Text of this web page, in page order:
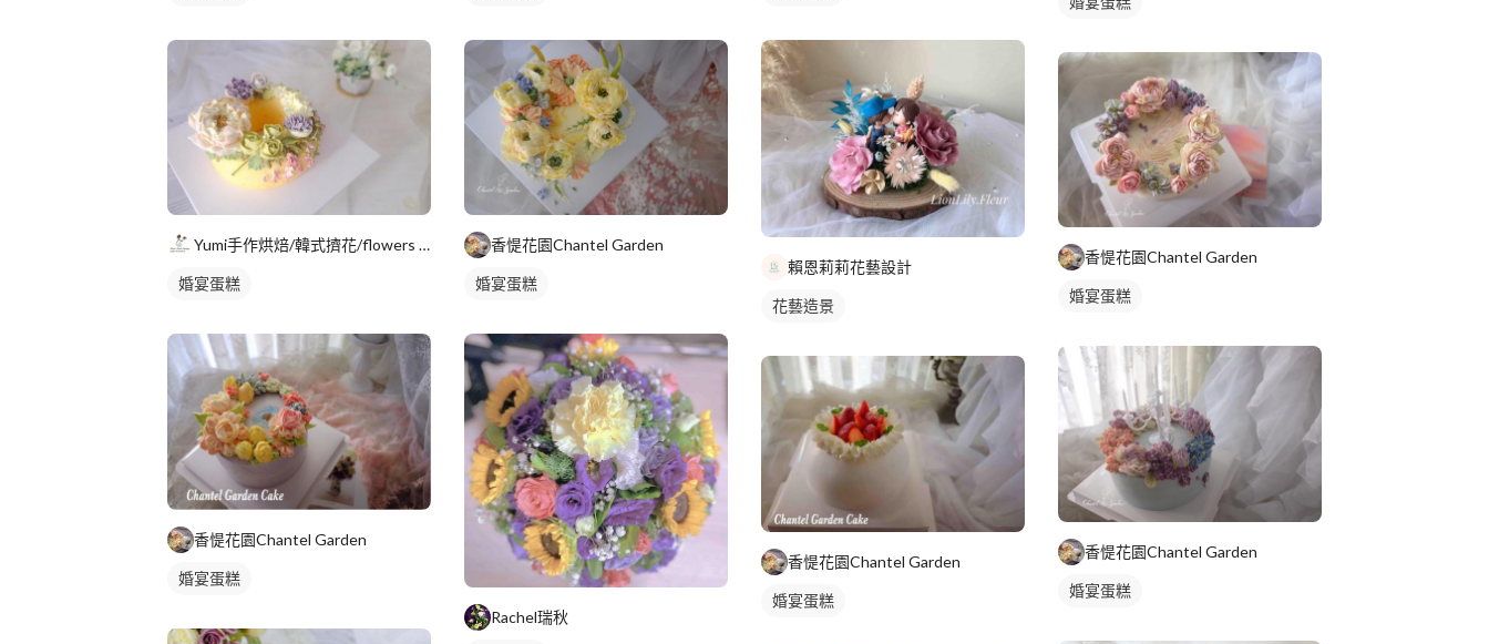
Yumi手作烘焙/韓式擠花/flowers cake/香氛蠟
婚宴蛋糕
香惿花園Chantel Garden
婚宴蛋糕
香惿花園Chantel Garden
婚宴蛋糕
Rachel瑞秋
賴恩莉莉花藝設計
花藝造景
香惿花園Chantel Garden
婚宴蛋糕
香惿花園Chantel Garden
婚宴蛋糕
香惿花園Chantel Garden
婚宴蛋糕